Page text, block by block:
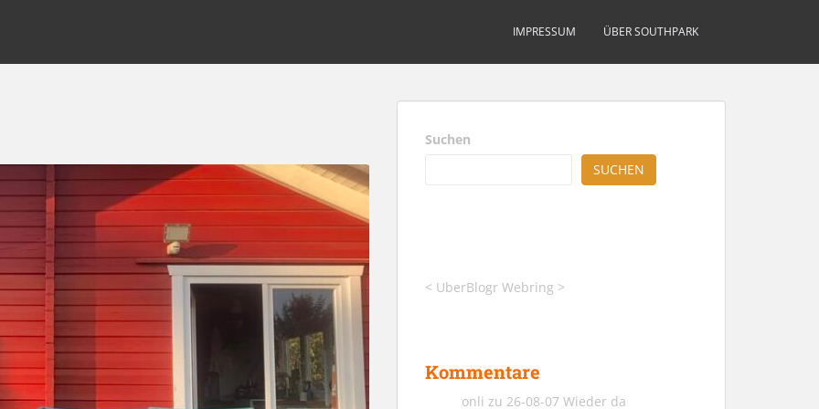
IMPRESSUM ÜBER SOUTHPARK
Suchen
SUCHEN
< UberBlogr Webring >
Kommentare
onli zu 26-08-07 Wieder da